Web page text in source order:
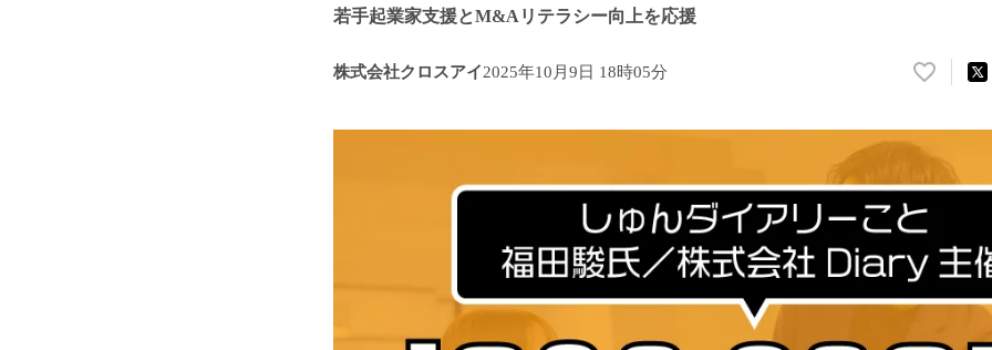
若手起業家支援とM&Aリテラシー向上を応援
株式会社クロスアイ2025年10月9日 18時05分
い
ね
！
み
込
で